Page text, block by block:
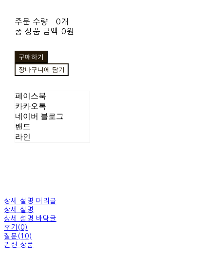
주문 수량
0개
총 상품 금액 0원
구매하기
장바구니에 담기
페이스북
카카오톡
네이버 블로그
밴드
라인
상세 설명 머리글
상세 설명
상세 설명 바닥글
후기(0)
질문(10)
관련 상품